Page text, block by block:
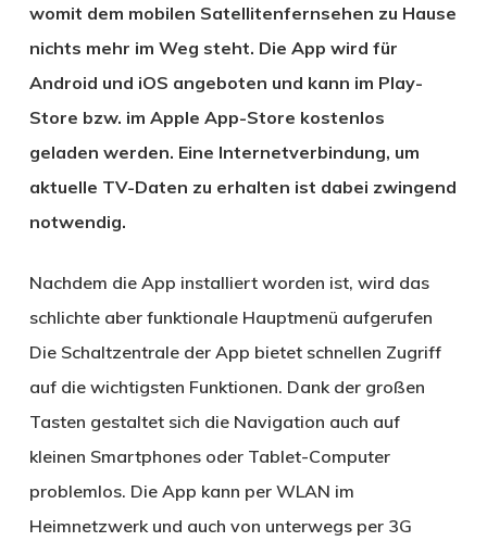
womit dem mobilen Satellitenfernsehen zu Hause
nichts mehr im Weg steht. Die App wird für
Android und iOS angeboten und kann im Play-
Store bzw. im Apple App-Store kostenlos
geladen werden. Eine Internetverbindung, um
aktuelle TV-Daten zu erhalten ist dabei zwingend
notwendig.
Nachdem die App installiert worden ist, wird das
schlichte aber funktionale Hauptmenü aufgerufen
Die Schaltzentrale der App bietet schnellen Zugriff
auf die wichtigsten Funktionen. Dank der großen
Tasten gestaltet sich die Navigation auch auf
kleinen Smartphones oder Tablet-Computer
problemlos. Die App kann per WLAN im
Heimnetzwerk und auch von unterwegs per 3G